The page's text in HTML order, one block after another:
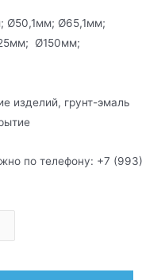
Ø50,1мм; Ø65,1мм;
Ø150мм;
изделий, грунт-эмаль
по телефону: +7 (993)